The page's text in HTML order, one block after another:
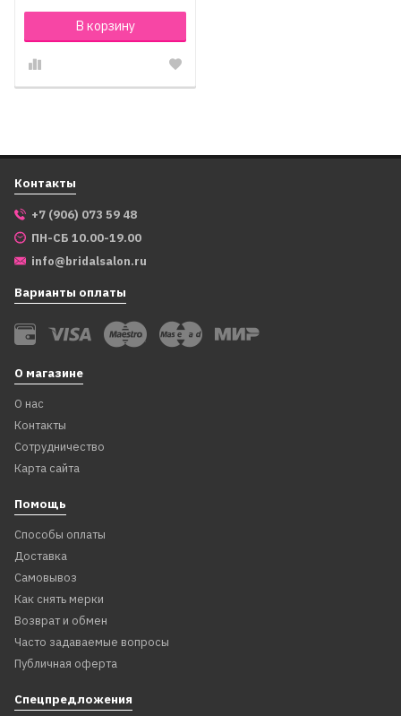
В корзину
Контакты
+7 (906) 073 59 48
ПН-СБ 10.00-19.00
info@bridalsalon.ru
Варианты оплаты
О магазине
О нас
Контакты
Сотрудничество
Карта сайта
Помощь
Способы оплаты
Доставка
Самовывоз
Как снять мерки
Возврат и обмен
Часто задаваемые вопросы
Публичная оферта
Спецпредложения